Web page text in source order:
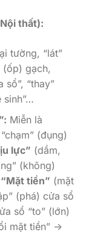
thất):
tường, “lát”
(ốp) gạch,
sổ”, “thay”
sinh”…
Miễn là
(đụng)
lực” (dầm,
(không)
“Mặt tiền” (mặt
(phá) cửa sổ
sổ “to” (lớn)
mặt tiền” ->